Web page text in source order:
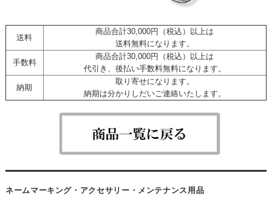
送料
商品合計30,000円（税込）以上は
送料無料になります。
手数料
商品合計30,000円（税込）以上は
代引き、後払い手数料無料になります。
納期
取り寄せになります。
納期は分かりしだいご連絡いたします。
ネームマーキング・アクセサリー・メンテナンス用品